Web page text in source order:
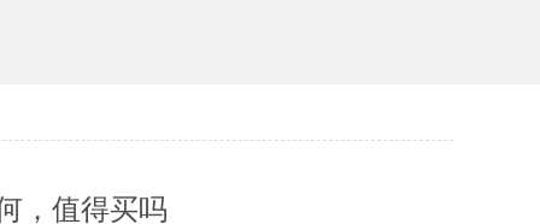
，值得买吗